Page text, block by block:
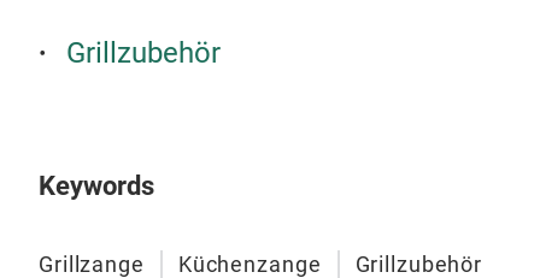
Grillzubehör
Keywords
Grillzange Küchenzange
Grillzubehör